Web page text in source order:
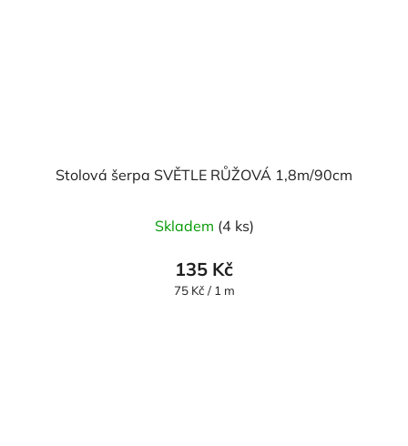
Stolová šerpa SVĚTLE RŮŽOVÁ 1,8m/90cm
Skladem (4 ks)
135 Kč
Měrná
75 Kč / 1 m